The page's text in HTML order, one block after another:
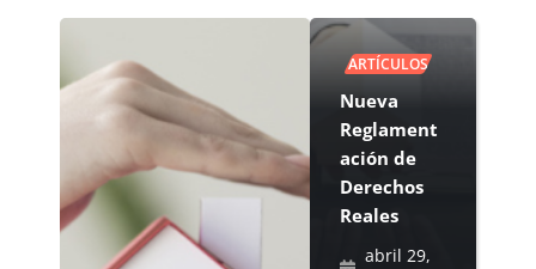
ARTÍCULOS
Nueva
Reglament
ación de
Derechos
Reales
abril 29,